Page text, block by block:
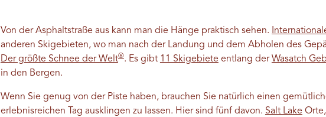
Von der Asphaltstraße aus kann man die Hänge praktisch sehen.
anderen Skigebieten, wo man nach der Landung und dem Abholen des
Der größte Schnee der Welt®. Es gibt 11 Skigebiete entlang derWasatch
in den Bergen.
Wenn Sie genug von der Piste haben, brauchen Sie natürlich einen
erlebnisreichen Tag ausklingen zu lassen. Hier sind fünf davon. Salt Lake